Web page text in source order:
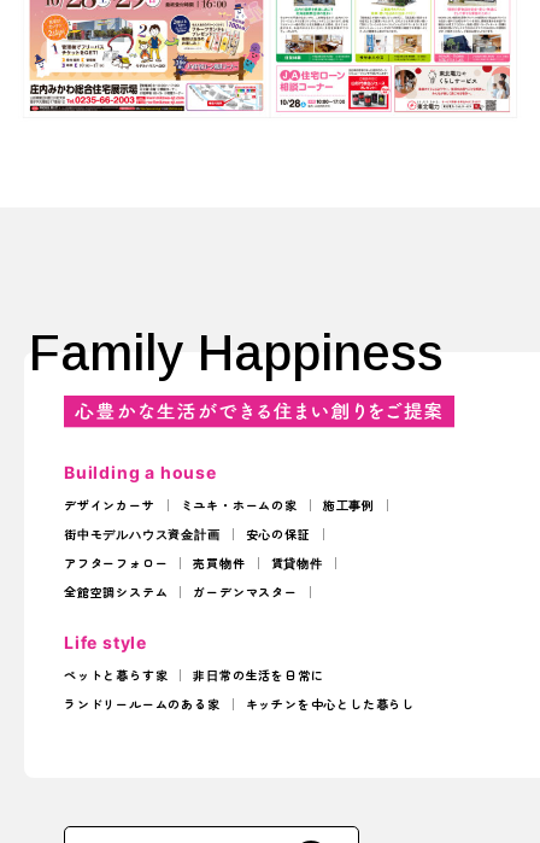
Family Happiness
Building a house
デザインカーサ ミユキ・ホームの家
施工事例
街中モデルハウス資金計画
安心の保証
アフターフォロー
売買物件
賃貸物件
全館空調システム
ガーデンマスター
Life style
ペットと暮らす家
非日常の生活を日常に
ランドリールームのある家
キッチンを中心とした暮らし